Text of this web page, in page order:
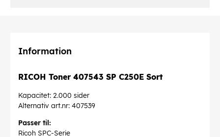
Information
RICOH Toner 407543 SP C250E Sort
Kapacitet: 2.000 sider
Alternativ art.nr: 407539
Passer til:
Ricoh SPC-Serie